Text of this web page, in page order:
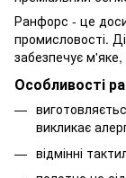
Ранфорс - це
промисловості.
забезпечує м'яке,
Особливості
викликає
відмінні